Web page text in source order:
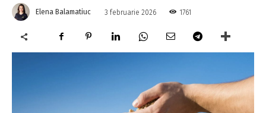
Elena Balamatiuc 3 februarie 2026 1761